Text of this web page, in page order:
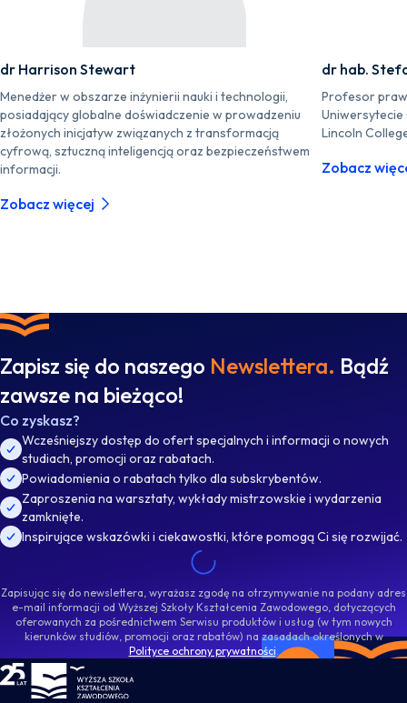
dr Harrison Stewart
Menedżer w obszarze inżynierii nauki i technologii,
posiadający globalne doświadczenie w prowadzeniu
złożonych inicjatyw związanych z transformacją
cyfrową, sztuczną inteligencją oraz bezpieczeństwem
informacji.
Zobacz więcej
dr hab.
Profesor
Lincoln
Zobacz
Zapisz się do naszego Newslettera. Bądź
zawsze na bieżąco!
Co zyskasz?
Wcześniejszy dostęp do ofert specjalnych i informacji o nowych
studiach, promocji oraz rabatach.
Powiadomienia o rabatach tylko dla subskrybentów.
Zaproszenia na warsztaty, wykłady mistrzowskie i wydarzenia
zamknięte.
Inspirujące wskazówki i ciekawostki, które pomogą Ci się rozwijać.
Zapisując się do newslettera, wyrażasz zgodę na otrzymywanie na podany adres
e-mail informacji od Wyższej Szkoły Kształcenia Zawodowego, dotyczących
oferowanych za pośrednictwem Serwisu produktów i usług (w tym nowych
kierunków studiów, promocji oraz rabatów) na zasadach określonych w
Polityce ochrony prywatności.
WSKZ - strona główna